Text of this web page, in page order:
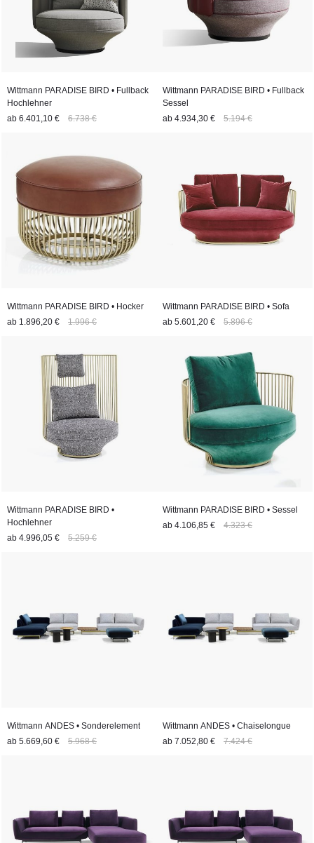
Wittmann PARADISE BIRD • Fullback
Hochlehner
ab 6.401,10 € 6.738 €
Wittmann PARADISE BIRD • Fullback
Sessel
ab 4.934,30 € 5.194 €
Wittmann PARADISE BIRD • Hocker
ab 1.896,20 € 1.996 €
Wittmann PARADISE BIRD • Sofa
ab 5.601,20 € 5.896 €
Wittmann PARADISE BIRD •
Hochlehner
ab 4.996,05 € 5.259 €
Wittmann PARADISE BIRD • Sessel
ab 4.106,85 € 4.323 €
Wittmann ANDES • Sonderelement
ab 5.669,60 € 5.968 €
Wittmann ANDES • Chaiselongue
ab 7.052,80 € 7.424 €